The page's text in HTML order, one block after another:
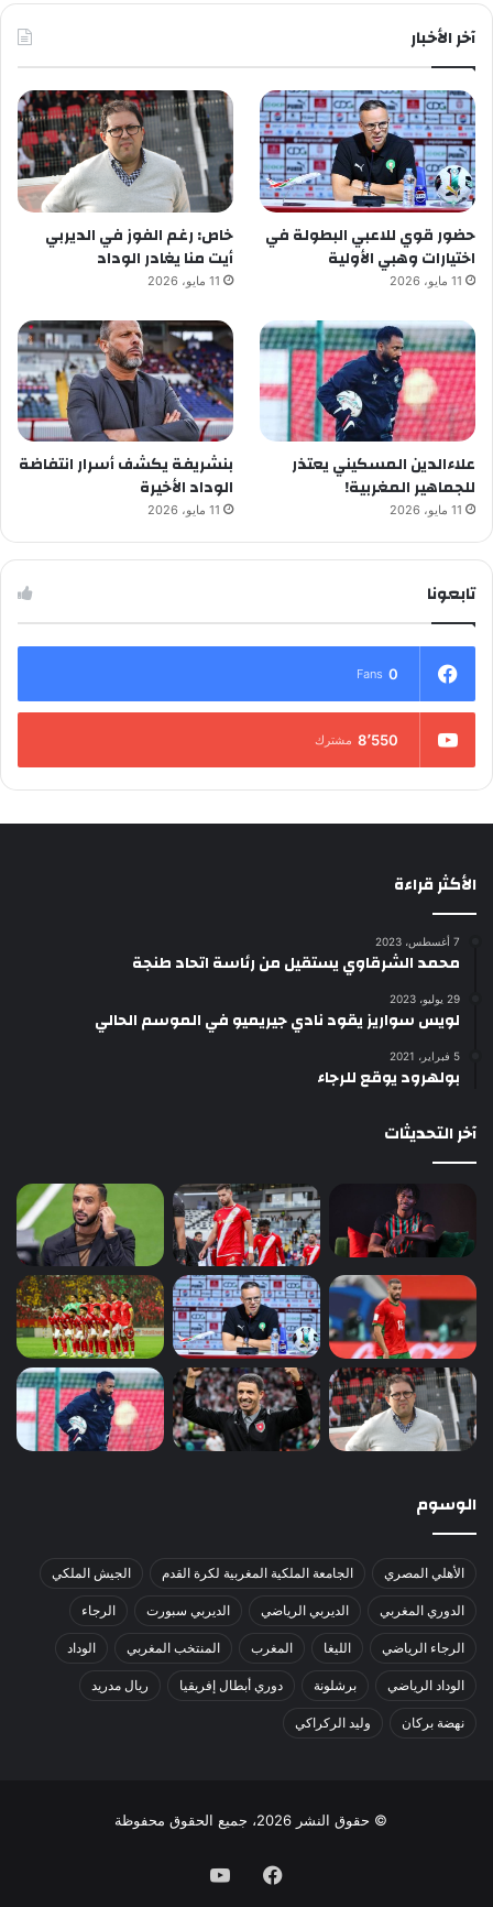
آخر الأخبار
حضور قوي للاعبي البطولة في
اختيارات وهبي الأولية
11 مايو، 2026
خاص: رغم الفوز في الديربي
أيت منا يغادر الوداد
11 مايو، 2026
علاءالدين المسكيني يعتذر
للجماهير المغربية!
11 مايو، 2026
بنشريفة يكشف أسرار انتفاضة
الوداد الأخيرة
11 مايو، 2026
تابعونا
0
Fans
8٬550 مشترك
الأكثر قراءة
7 أغسطس، 2023
محمد الشرقاوي يستقيل من رئاسة اتحاد طنجة
29 يوليو، 2023
لويس سواريز يقود نادي جيريميو في الموسم الحالي
5 فبراير، 2021
بولهرود يوقع للرجاء
آخر التحديثات
الوسوم
الأهلي المصري الجامعة الملكية المغربية لكرة القدم الجيش الملكي
الدوري المغربي الديربي الرياضي الديربي سبورت الرجاء
الرجاء الرياضي الليغا المغرب المنتخب المغربي الوداد
الوداد الرياضي برشلونة دوري أبطال إفريقيا ريال مدريد
نهضة بركان وليد الركراكي
© حقوق النشر 2026، جميع الحقوق محفوظة
فيسبوك